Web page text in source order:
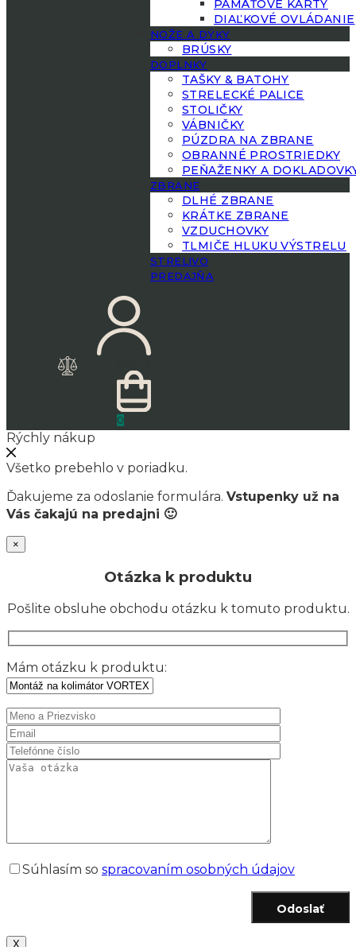
PAMÄŤOVÉ KARTY
DIAĽKOVÉ OVLÁDANIE
NOŽE A DÝKY
BRÚSKY
DOPLNKY
TAŠKY & BATOHY
STRELECKÉ PALICE
STOLIČKY
VÁBNIČKY
PÚZDRA NA ZBRANE
OBRANNÉ PROSTRIEDKY
PEŇAŽENKY A
ZBRANE
DLHÉ ZBRANE
KRÁTKE ZBRANE
VZDUCHOVKY
TLMIČE HLUKU VÝSTRELU
STRELIVO
PREDAJŇA
0
Rýchly nákup
Všetko prebehlo v poriadku.
Ďakujeme za odoslanie formulára. Vstupenky už na
Vás čakajú na predajni 🙂
×
Otázka k produktu
Pošlite obsluhe obchodu otázku k tomuto produktu.
Mám otázku k produktu:
Súhlasím so spracovaním osobných údajov
Odoslať
X